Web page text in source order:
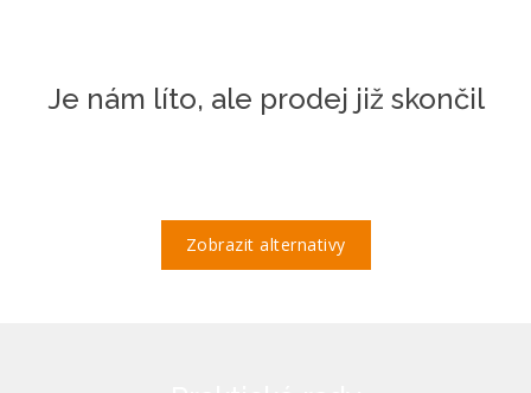
Je nám líto, ale prodej již skončil
Zobrazit alternativy